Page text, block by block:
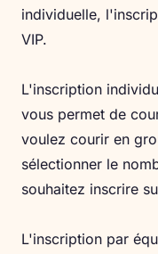
individuelle,
VIP.
L'inscription
vous permet de
voulez courir en
sélectionner le
souhaitez inscrire
L'inscription par